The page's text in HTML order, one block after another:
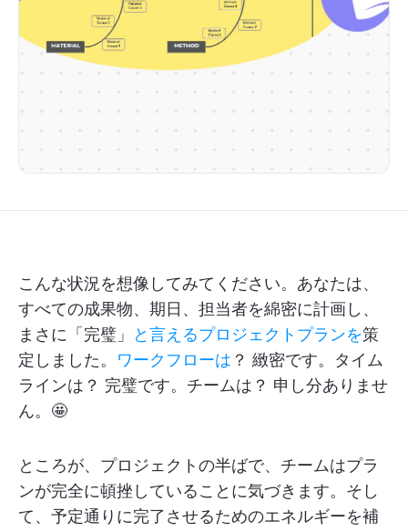
こんな状況を想像してみてください。あなたは、
すべての成果物、期日、担当者を綿密に計画し、
まさに「完璧」
と言えるプロジェクトプランを策
定しました。 ワークフローは ？ 緻密です。タイム
ラインは？ 完璧です。チームは？ 申し分ありませ
ん。🤩
ところが、プロジェクトの半ばで、チームはプラ
ンが完全に頓挫していることに気づきます。そし
て、予定通りに完了させるためのエネルギーを補